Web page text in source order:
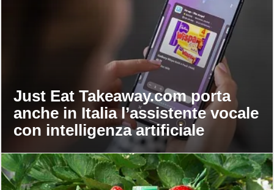
Just Eat Takeaway.com porta
anche in Italia l’assistente vocale
con intelligenza artificiale